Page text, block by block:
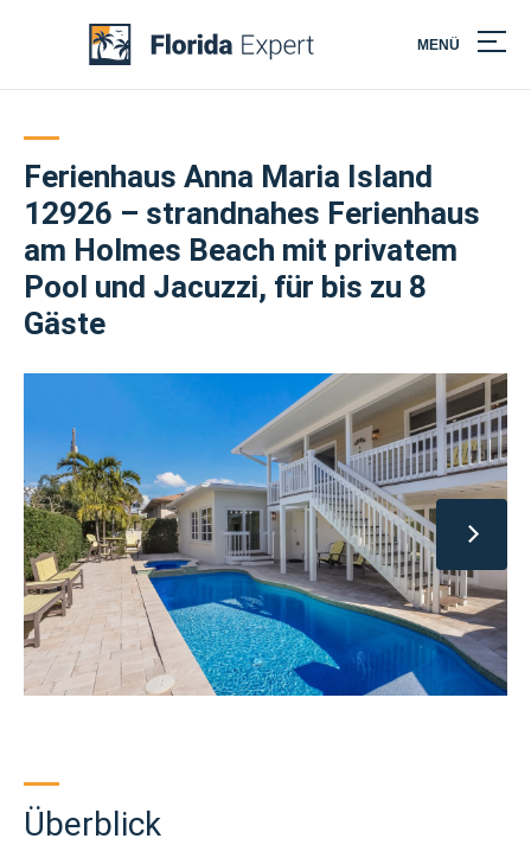
MENÜ
Skip
content
Ferienhaus Anna Maria Island
12926 – strandnahes Ferienhaus
am Holmes Beach mit privatem
Pool und Jacuzzi, für bis zu 8
Gäste
Überblick